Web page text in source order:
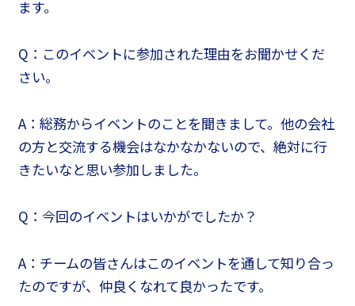
ます。
Q：このイベントに参加された理由をお聞かせくだ
さい。
A：総務からイベントのことを聞きまして。他の会社
の方と交流する機会はなかなかないので、絶対に行
きたいなと思い参加しました。
Q：今回のイベントはいかがでしたか？
A：チームの皆さんはこのイベントを通して知り合っ
たのですが、仲良くなれて良かったです。